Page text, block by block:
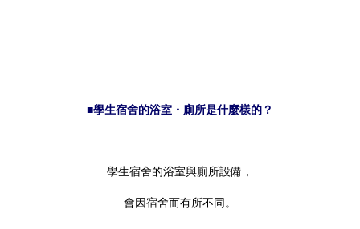
■學生宿舍的浴室・廁所是什麼樣的？
學生宿舍的浴室與廁所設備，
會因宿舍而有所不同。